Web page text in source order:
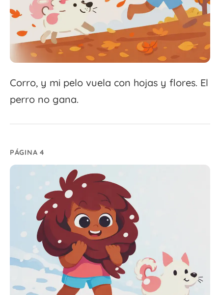
Corro, y mi pelo vuela con hojas y flores. El
perro no gana.
PÁGINA 4